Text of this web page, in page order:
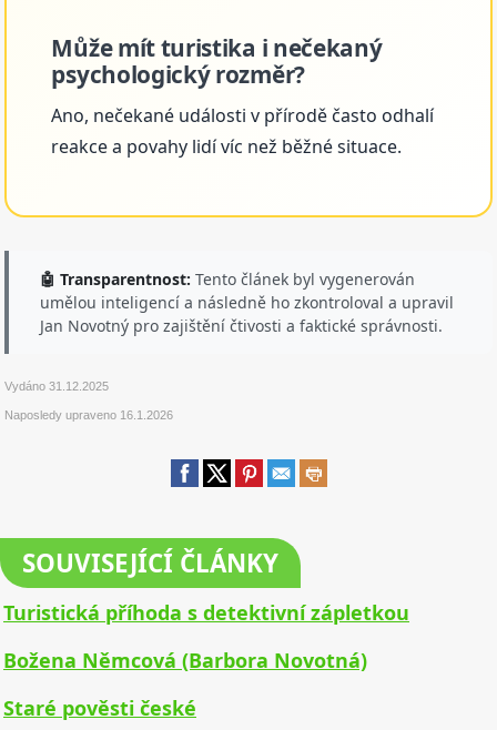
Může mít turistika i nečekaný
psychologický rozměr?
Ano, nečekané události v přírodě často odhalí
reakce a povahy lidí víc než běžné situace.
🤖 Transparentnost: Tento článek byl vygenerován
umělou inteligencí a následně ho zkontroloval a upravil
Jan Novotný pro zajištění čtivosti a faktické správnosti.
Vydáno31.12.2025
Naposledy upraveno 16.1.2026
SOUVISEJÍCÍ ČLÁNKY
Turistická příhoda s detektivní zápletkou
Božena Němcová (Barbora Novotná)
Staré pověsti české